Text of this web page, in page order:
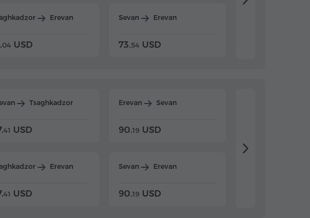
Erevan
04 USD
Sevan Erevan
73.54 USD
Tsaghkadzor
41 USD
Erevan
41 USD
Erevan Sevan
90.19 USD
Sevan Erevan
90.19 USD